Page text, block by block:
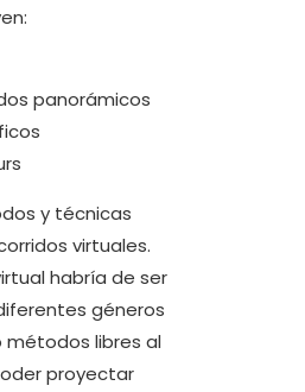
panorámicos
y técnicas
virtuales.
habría de ser
géneros
libres al
proyectar